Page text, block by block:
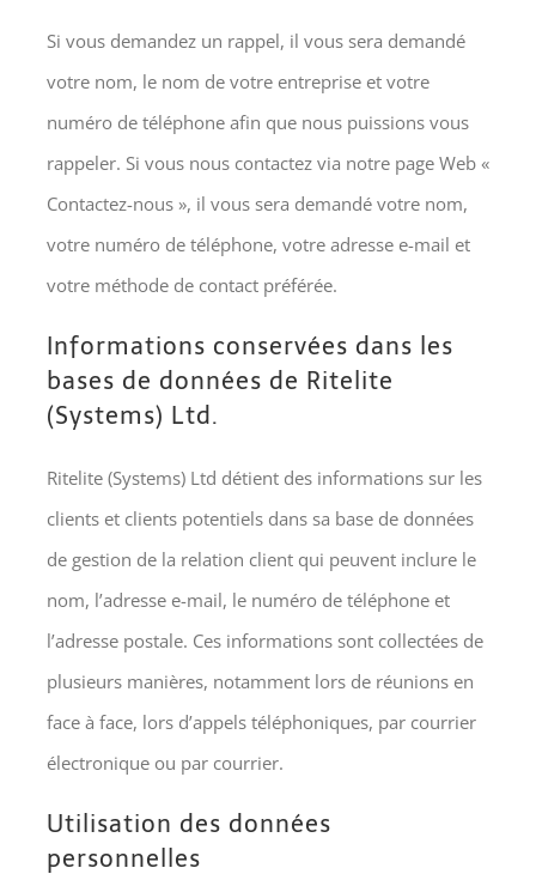
Si vous demandez un rappel, il vous sera demandé
votre nom, le nom de votre entreprise et votre
numéro de téléphone afin que nous puissions vous
rappeler. Si vous nous contactez via notre page Web «
Contactez-nous », il vous sera demandé votre nom,
votre numéro de téléphone, votre adresse e-mail et
votre méthode de contact préférée.
Informations conservées dans les
bases de données de Ritelite
(Systems) Ltd.
Ritelite (Systems) Ltd détient des informations sur les
clients et clients potentiels dans sa base de données
de gestion de la relation client qui peuvent inclure le
nom, l’adresse e-mail, le numéro de téléphone et
l’adresse postale. Ces informations sont collectées de
plusieurs manières, notamment lors de réunions en
face à face, lors d’appels téléphoniques, par courrier
électronique ou par courrier.
Utilisation des données
personnelles